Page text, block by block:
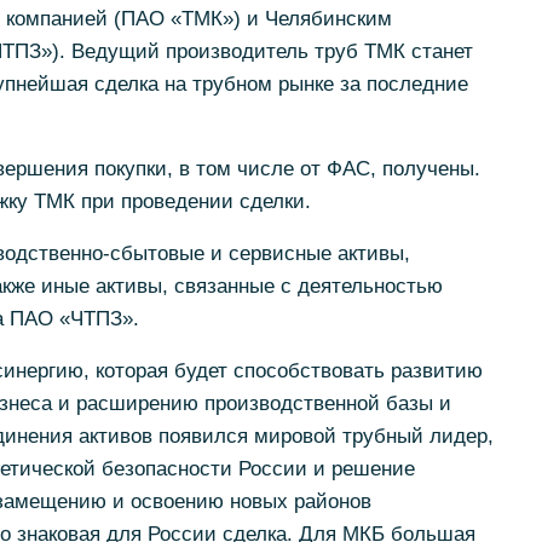
компанией (ПАО «ТМК») и Челябинским
Ведущий производитель труб ТМК станет
сделка на трубном рынке за последние
покупки, в том числе от ФАС, получены.
ТМК при проведении сделки.
сбытовые и сервисные активы,
иные активы, связанные с деятельностью
ПАО «ЧТПЗ».
которая будет способствовать развитию
и расширению производственной базы и
активов появился мировой трубный лидер,
безопасности России и решение
и освоению новых районов
знаковая для России сделка. Для МКБ большая